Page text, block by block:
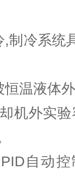
制冷系统
温液体
机外实
自动